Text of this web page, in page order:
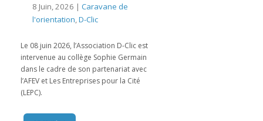
8 Juin, 2026 | Caravane de
l'orientation,D-Clic
Le 08 juin 2026, l’Association D-Clic est
intervenue au collège Sophie Germain
dans le cadre de son partenariat avec
l’AFEV et Les Entreprises pour la Cité
(LEPC).